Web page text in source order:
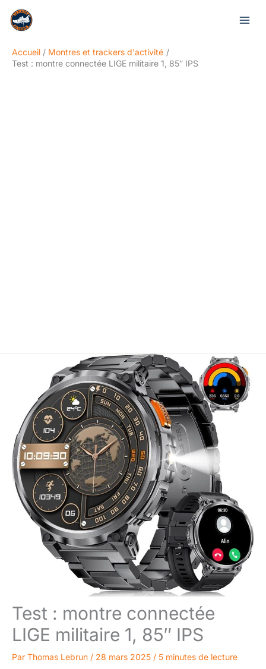
Accueil
Montres et trackers d'activité
Test : montre connectée LIGE militaire 1, 85″ IPS
Test : montre connectée
LIGE militaire 1, 85″ IPS
Par Thomas Lebrun / 28 mars 2025 / 5 minutes de lecture
Rechercher